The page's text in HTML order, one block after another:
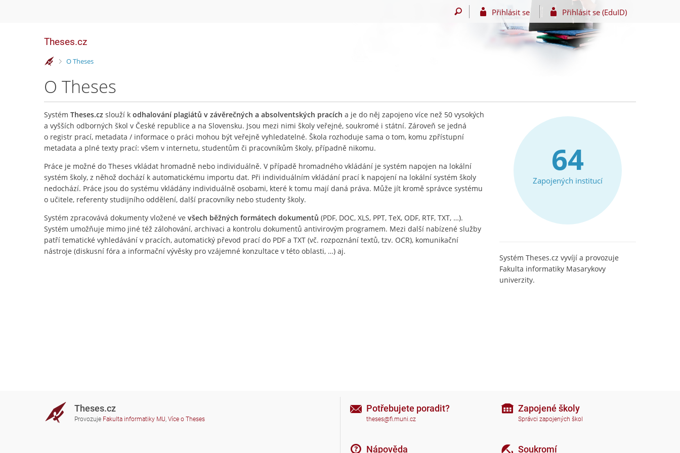
Přihlásit se Přihlásit se (EduID)
Theses.cz
>
O Theses
O Theses
Systém Theses.cz slouží k odhalování plagiátů v závěrečných a absolventských pracích a je do něj zapojeno více než 50 vysokých
a vyšších odborných škol v České republice a na Slovensku. Jsou mezi nimi školy veřejné, soukromé i státní. Zároveň se jedná
o registr prací, metadata / informace o práci mohou být veřejně vyhledatelné. Škola rozhoduje sama o tom, komu zpřístupní
metadata a plné texty prací: všem v internetu, studentům či pracovníkům školy, případně nikomu.
Práce je možné do Theses vkládat hromadně nebo individuálně. V případě hromadného vkládání je systém napojen na lokální
systém školy, z něhož dochází k automatickému importu dat. Při individuálním vkládání prací k napojení na lokální systém školy
nedochází. Práce jsou do systému vkládány individuálně osobami, které k tomu mají daná práva. Může jít kromě správce systému
o učitele, referenty studijního oddělení, další pracovníky nebo studenty školy.
Systém zpracovává dokumenty vložené ve všech běžných formátech dokumentů (PDF, DOC, XLS, PPT, TeX, ODF, RTF, TXT, …).
Systém umožňuje mimo jiné též zálohování, archivaci a kontrolu dokumentů antivirovým programem. Mezi další nabízené služby
patří tematické vyhledávání v pracích, automatický převod prací do PDF a TXT (vč. rozpoznání textů, tzv. OCR), komunikační
nástroje (diskusní fóra a informační vývěsky pro vzájemné konzultace v této oblasti, …) aj.
64
Zapojených institucí
Systém Theses.cz vyvíjí a provozuje
Fakulta informatiky Masarykovy
univerzity.
Theses.cz
Provozuje Fakulta informatiky MU, Více o Theses
Potřebujete poradit?
theses@fi.muni.cz
Nápověda
Zapojené školy
Správci zapojených škol
Soukromí